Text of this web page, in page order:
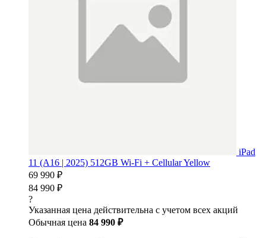
iPad
11 (A16 | 2025) 512GB Wi-Fi + Cellular Yellow
69 990 ₽
84 990 ₽
?
Указанная цена действительна с учетом всех акций
Обычная цена 84 990 ₽